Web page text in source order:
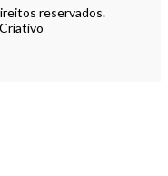
reservados.